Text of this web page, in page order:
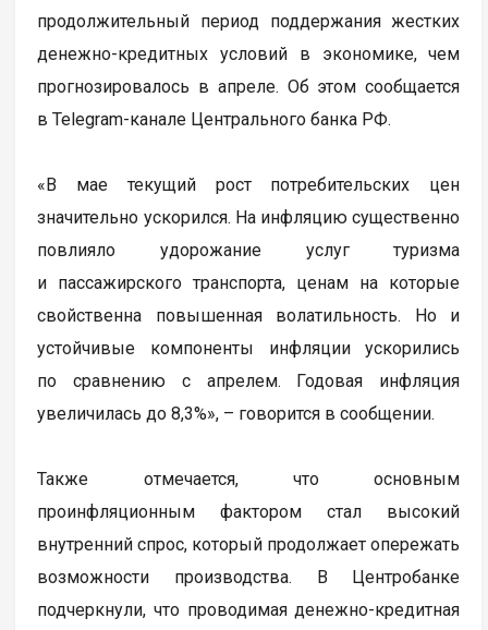
продолжительный период поддержания жестких
денежно-кредитных условий в экономике, чем
прогнозировалось в апреле. Об этом сообщается
в Telegram-канале Центрального банка РФ.
«В мае текущий рост потребительских цен
значительно ускорился. На инфляцию существенно
повлияло удорожание услуг туризма
и пассажирского транспорта, ценам на которые
свойственна повышенная волатильность. Но и
устойчивые компоненты инфляции ускорились
по сравнению с апрелем. Годовая инфляция
увеличилась до 8,3%», – говорится в сообщении.
Также отмечается, что основным
проинфляционным фактором стал высокий
внутренний спрос, который продолжает опережать
возможности производства. В Центробанке
подчеркнули, что проводимая денежно-кредитная